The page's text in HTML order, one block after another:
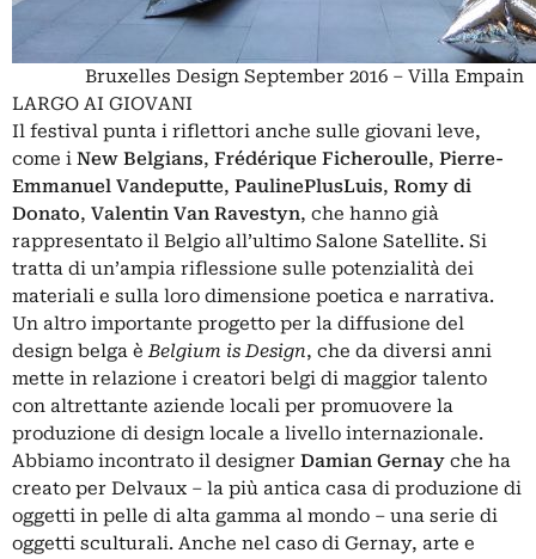
Bruxelles Design September 2016 – Villa Empain
LARGO AI GIOVANI
Il festival punta i riflettori anche sulle giovani leve,
come i New Belgians, Frédérique Ficheroulle, Pierre-
Emmanuel Vandeputte, PaulinePlusLuis, Romy di
Donato, Valentin Van Ravestyn, che hanno già
rappresentato il Belgio all’ultimo Salone Satellite. Si
tratta di un’ampia riflessione sulle potenzialità dei
materiali e sulla loro dimensione poetica e narrativa.
Un altro importante progetto per la diffusione del
design belga èBelgium is Design, che da diversi anni
mette in relazione i creatori belgi di maggior talento
con altrettante aziende locali per promuovere la
produzione di design locale a livello internazionale.
Abbiamo incontrato il designer Damian Gernay che ha
creato per Delvaux – la più antica casa di produzione di
oggetti in pelle di alta gamma al mondo – una serie di
oggetti sculturali. Anche nel caso di Gernay, arte e